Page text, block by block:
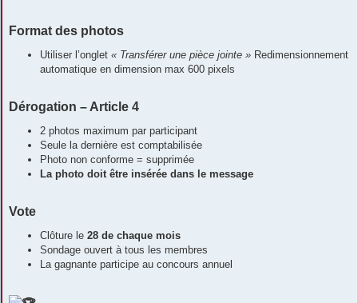
Format des photos
Utiliser l’onglet « Transférer une pièce jointe » Redimensionnement
automatique en dimension max 600 pixels
Dérogation – Article 4
2 photos maximum par participant
Seule la dernière est comptabilisée
Photo non conforme = supprimée
La photo doit être insérée dans le message
Vote
Clôture le 28 de chaque mois
Sondage ouvert à tous les membres
La gagnante participe au concours annuel